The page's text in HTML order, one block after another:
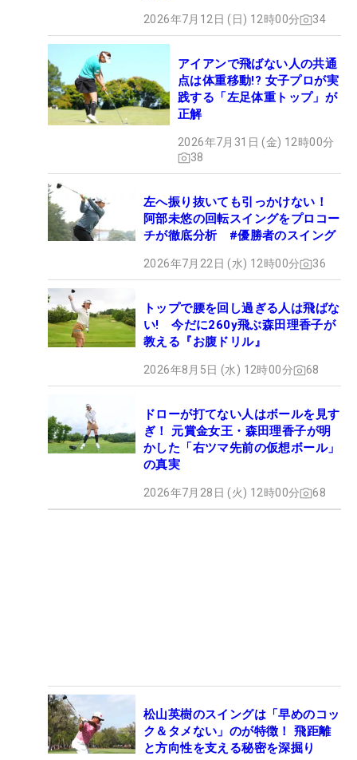
2026年7月12日 (日) 12時00分 34
アイアンで飛ばない人の共通
点は体重移動!? 女子プロが実
践する「左足体重トップ」が
正解
2026年7月31日 (金) 12時00分
38
左へ振り抜いても引っかけない！
阿部未悠の回転スイングをプロコー
チが徹底分析 #優勝者のスイング
2026年7月22日 (水) 12時00分 36
トップで腰を回し過ぎる人は飛ばな
い! 今だに260y飛ぶ森田理香子が
教える『お腹ドリル』
2026年8月5日 (水) 12時00分 68
ドローが打てない人はボールを見す
ぎ！ 元賞金女王・森田理香子が明
かした「右ツマ先前の仮想ボール」
の真実
2026年7月28日 (火) 12時00分 68
松山英樹のスイングは「早めのコッ
ク＆タメない」のが特徴！ 飛距離
と方向性を支える秘密を深掘り